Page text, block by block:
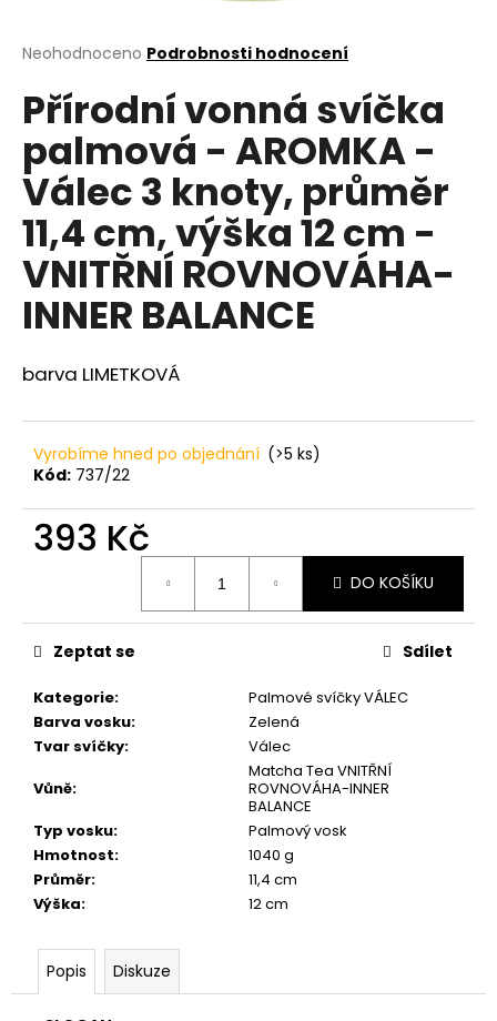
Průměrné
produktu
je
5
hvězdiček.
Neohodnoceno Podrobnosti hodnocení
Přírodní vonná svíčka
palmová - AROMKA -
Válec 3 knoty, průměr
11,4 cm, výška 12 cm -
VNITŘNÍ ROVNOVÁHA-
INNER BALANCE
barva LIMETKOVÁ
Vyrobíme hned po objednání (>5 ks)
Kód: 737/22
393 Kč
DO KOŠÍKU
Kategorie:
Palmové svíčky VÁLEC
Barva vosku:
Zelená
Tvar svíčky:
Válec
Vůně:
Matcha Tea VNITŘNÍ
ROVNOVÁHA-INNER
BALANCE
Typ vosku:
Palmový vosk
Hmotnost:
1040 g
Průměr:
11,4 cm
Výška: 12 cm
Zeptat se Sdílet
Popis Diskuze
j
t
?
HLEDAT
o
o
u
č
u
e
PŘÍRODNÍ
VONNÁ
SVÍČKA
PALMOVÁ
AROMKA
MINI
WHISKOVKA,
90
ML
VANILKA
99